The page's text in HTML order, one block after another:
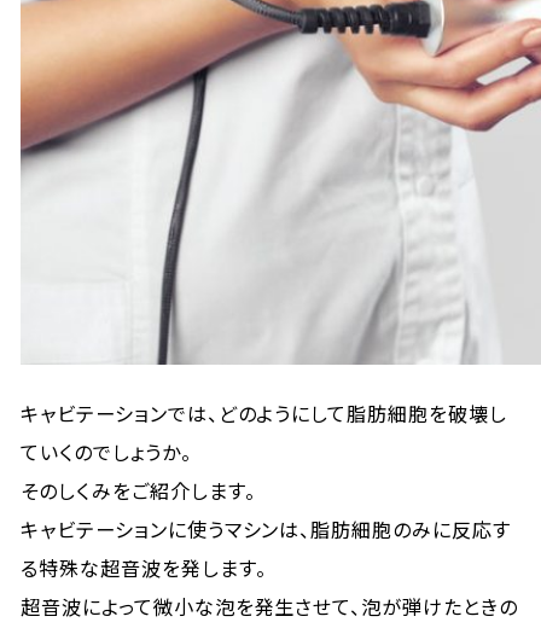
キャビテーションでは、どのようにして脂肪細胞を破壊し
ていくのでしょうか。
そのしくみをご紹介します。
キャビテーションに使うマシンは、脂肪細胞のみに反応す
る特殊な超音波を発します。
超音波によって微小な泡を発生させて、泡が弾けたときの